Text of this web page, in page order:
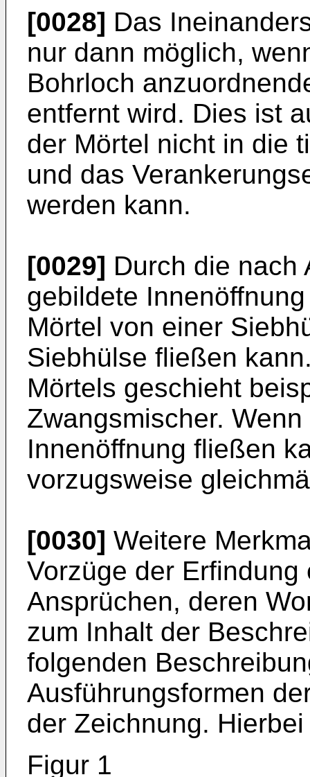
[0028] Das
nur dann möglich,
Bohrloch
entfernt wird. Dies ist
der Mörtel nicht in die
und das
werden kann.
[0029] Durch die nach
gebildete
Mörtel von einer
Siebhülse fließen
Mörtels geschieht
Zwangsmischer.
Innenöffnung fließen
vorzugsweise
[0030] Weitere
Vorzüge der
Ansprüchen, deren
zum Inhalt der
folgenden
Ausführungsformen
der Zeichnung.
Figur 1